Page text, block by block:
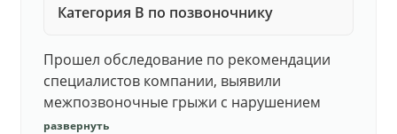
Категория В по позвоночнику
Прошел обследование по рекомендации
специалистов компании, выявили
межпозвоночные грыжи с нарушением
функций. Юристы подготовили документы,
развернуть